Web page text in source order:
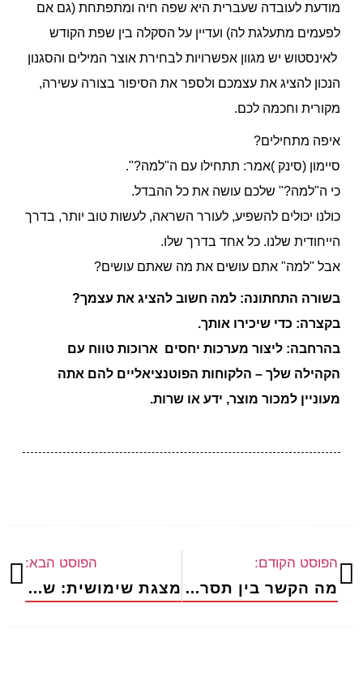
מודעת לעובדה שעברית היא שפה חיה ומתפתחת (גם אם
לפעמים מתעלגת לה) ועדיין על הסקלה בין שפת הקודש
לאינסטוש יש מגוון אפשרויות לבחירת אוצר המילים והסגנון
הנכון להציג את עצמכם ולספר את הסיפור בצורה עשירה,
מקורית וחכמה לכם.
איפה מתחילים?
סיימון (סינק )אמר: תתחילו עם ה"למה?".
כי ה"למה?" שלכם עושה את כל ההבדל.
כולנו יכולים להשפיע, לעורר השראה, לעשות טוב יותר, בדרך
הייחודית שלנו. כל אחד בדרך שלו.
אבל "למה" אתם עושים את מה שאתם עושים?
בשורה התחתונה: למה חשוב להציג את עצמך?
בקצרה: כדי שיכירו אותך.
בהרחבה: ליצור מערכות יחסים ארוכות טווח עם
הקהילה שלך – הלקוחות הפוטנציאליים להם אתה
מעוניין למכור מוצר, ידע או שרות.
הפוסט הקודם:
מה הקשר בין תסריט להרצאה שלך ?
הפוסט הבא:
מצגת שימושית: שאלות נפוצות ודוגמית